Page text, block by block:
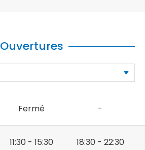
Ouvertures
Fermé -
11:30 - 15:30 18:30 - 22:30